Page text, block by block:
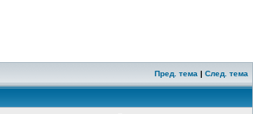
Пред. тема | След. тема